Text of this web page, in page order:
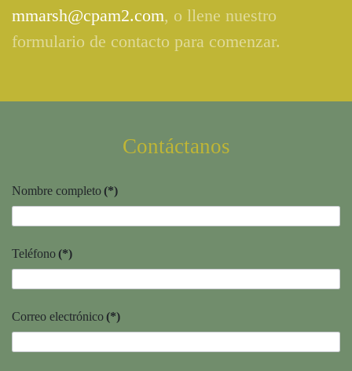
mmarsh@cpam2.com, o llene nuestro
formulario de contacto para comenzar.
Contáctanos
Nombre completo(*)
Teléfono(*)
Correo electrónico(*)